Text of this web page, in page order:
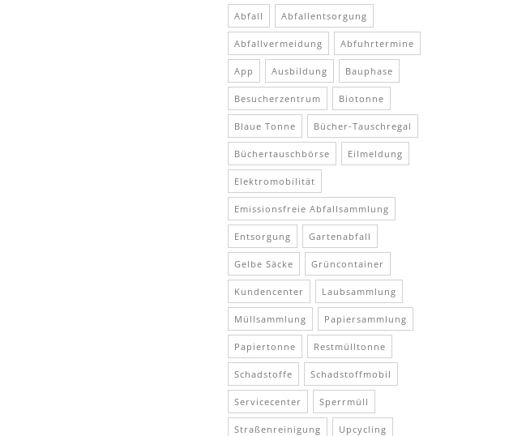
Abfall Abfallentsorgung
Abfallvermeidung Abfuhrtermine
App Ausbildung Bauphase
Besucherzentrum Biotonne
Blaue Tonne Bücher-Tauschregal
Büchertauschbörse Eilmeldung
Elektromobilität
Emissionsfreie Abfallsammlung
Entsorgung Gartenabfall
Gelbe Säcke Grüncontainer
Kundencenter Laubsammlung
Müllsammlung Papiersammlung
Papiertonne Restmülltonne
Schadstoffe Schadstoffmobil
Servicecenter Sperrmüll
Straßenreinigung Upcycling